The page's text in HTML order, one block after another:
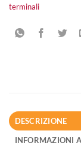
terminali
DESCRIZIONE
INFORMAZIONI